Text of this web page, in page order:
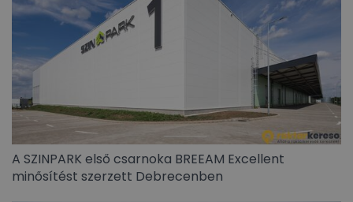
A SZINPARK első csarnoka BREEAM Excellent
minősítést szerzett Debrecenben